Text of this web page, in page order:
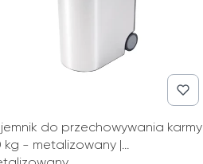
do przechowywania karmy
kg - metalizowany |